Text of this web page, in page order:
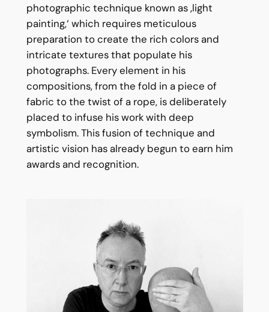
photographic technique known as ‚light
painting,‘ which requires meticulous
preparation to create the rich colors and
intricate textures that populate his
photographs. Every element in his
compositions, from the fold in a piece of
fabric to the twist of a rope, is deliberately
placed to infuse his work with deep
symbolism. This fusion of technique and
artistic vision has already begun to earn him
awards and recognition.